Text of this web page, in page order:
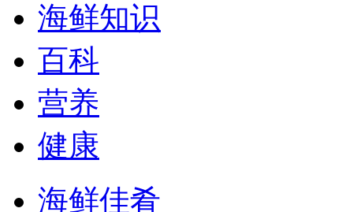
海鲜知识
百科
营养
健康
海鲜佳肴